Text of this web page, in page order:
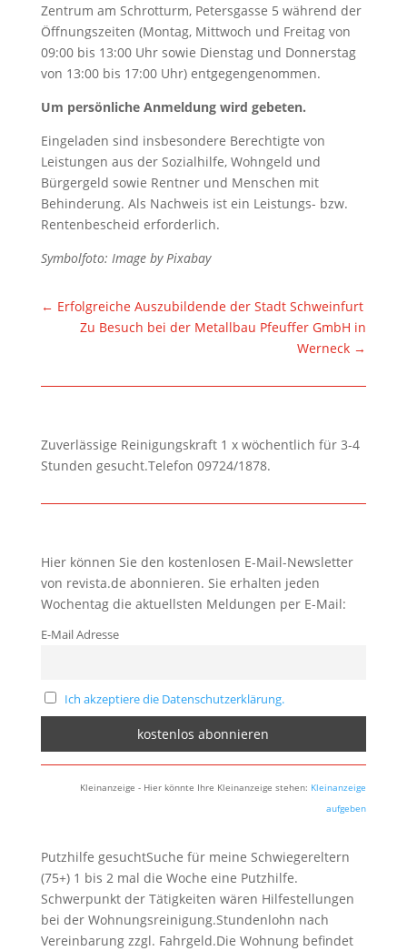
Zentrum am Schrotturm, Petersgasse 5 während der
Öffnungszeiten (Montag, Mittwoch und Freitag von
09:00 bis 13:00 Uhr sowie Dienstag und Donnerstag
von 13:00 bis 17:00 Uhr) entgegengenommen.
Um persönliche Anmeldung wird gebeten.
Eingeladen sind insbesondere Berechtigte von
Leistungen aus der Sozialhilfe, Wohngeld und
Bürgergeld sowie Rentner und Menschen mit
Behinderung. Als Nachweis ist ein Leistungs- bzw.
Rentenbescheid erforderlich.
Symbolfoto: Image by Pixabay
← Erfolgreiche Auszubildende der Stadt Schweinfurt
Zu Besuch bei der Metallbau Pfeuffer GmbH in
Werneck →
Zuverlässige Reinigungskraft 1 x wöchentlich für 3-4
Stunden gesucht.Telefon 09724/1878.
Hier können Sie den kostenlosen E-Mail-Newsletter
von revista.de abonnieren. Sie erhalten jeden
Wochentag die aktuellsten Meldungen per E-Mail:
E-Mail Adresse
Ich akzeptiere die Datenschutzerklärung.
Kleinanzeige - Hier könnte Ihre Kleinanzeige stehen: Kleinanzeige
aufgeben
Putzhilfe gesuchtSuche für meine Schwiegereltern
(75+) 1 bis 2 mal die Woche eine Putzhilfe.
Schwerpunkt der Tätigkeiten wären Hilfestellungen
bei der Wohnungsreinigung.Stundenlohn nach
Vereinbarung zzgl. Fahrgeld.Die Wohnung befindet